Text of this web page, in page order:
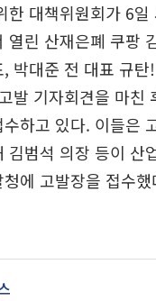
한 대책위원회가 6일
열린 산재은폐 쿠팡
박대준 전 대표 규
발 기자회견을 마친
하고 있다. 이들은
김범석 의장 등이 산
에 고발장을 접수